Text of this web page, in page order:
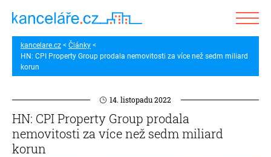
kancelare.cz
Články
HN: CPI Property Group prodala nemovitosti za více než sedm miliard
korun
14. listopadu 2022
HN: CPI Property Group prodala
nemovitosti za více než sedm miliard
korun